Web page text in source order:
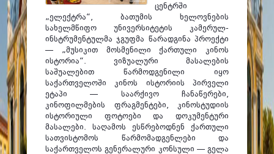
მიღება 2026
კარიერული მხარდაჭერა
ცენტრში
„ელექტრა“, ბათუმის ხელოვნების
სახელმწიფო უნივერსიტეტის კამერულ-
ინსტრუმენტულმა ჯგუფმა წარადგინა პროექტი
— „მუსიკით მოსმენილი ქართული კინოს
ისტორია“. ვიზუალური მასალების
საშუალებით წარმოდგენილი იყო
საქართველოში კინოს ისტორიის პირველი
ეტაპი — საარქივო ჩანაწერები,
კინოფილმების ფრაგმენტები, კინოსტუდიის
ისტორიული ფოტოები და დოკუმენტური
მასალები. საღამოს ესწრებოდნენ ქართული
სათვისტომოს წარმომადგენლები და
საქართველოს გენერალური კონსული — გელა